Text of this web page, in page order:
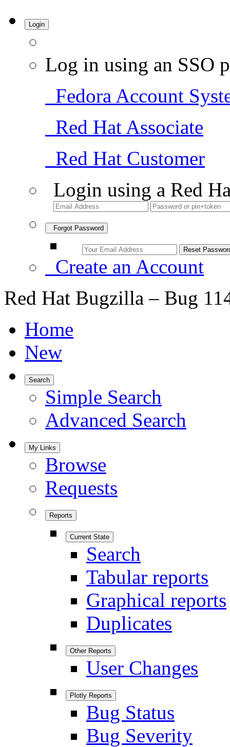
Login
Log in using an SSO
Fedora Account
Red Hat Associate
Red Hat Customer
Login using a Red
Forgot Password
Create an Account
Red Hat Bugzilla – Bug
Home
New
Search
Simple Search
Advanced Search
My Links
Browse
Requests
Reports
Current State
Search
Tabular reports
Graphical reports
Duplicates
Other Reports
User Changes
Plotly Reports
Bug Status
Bug Severity